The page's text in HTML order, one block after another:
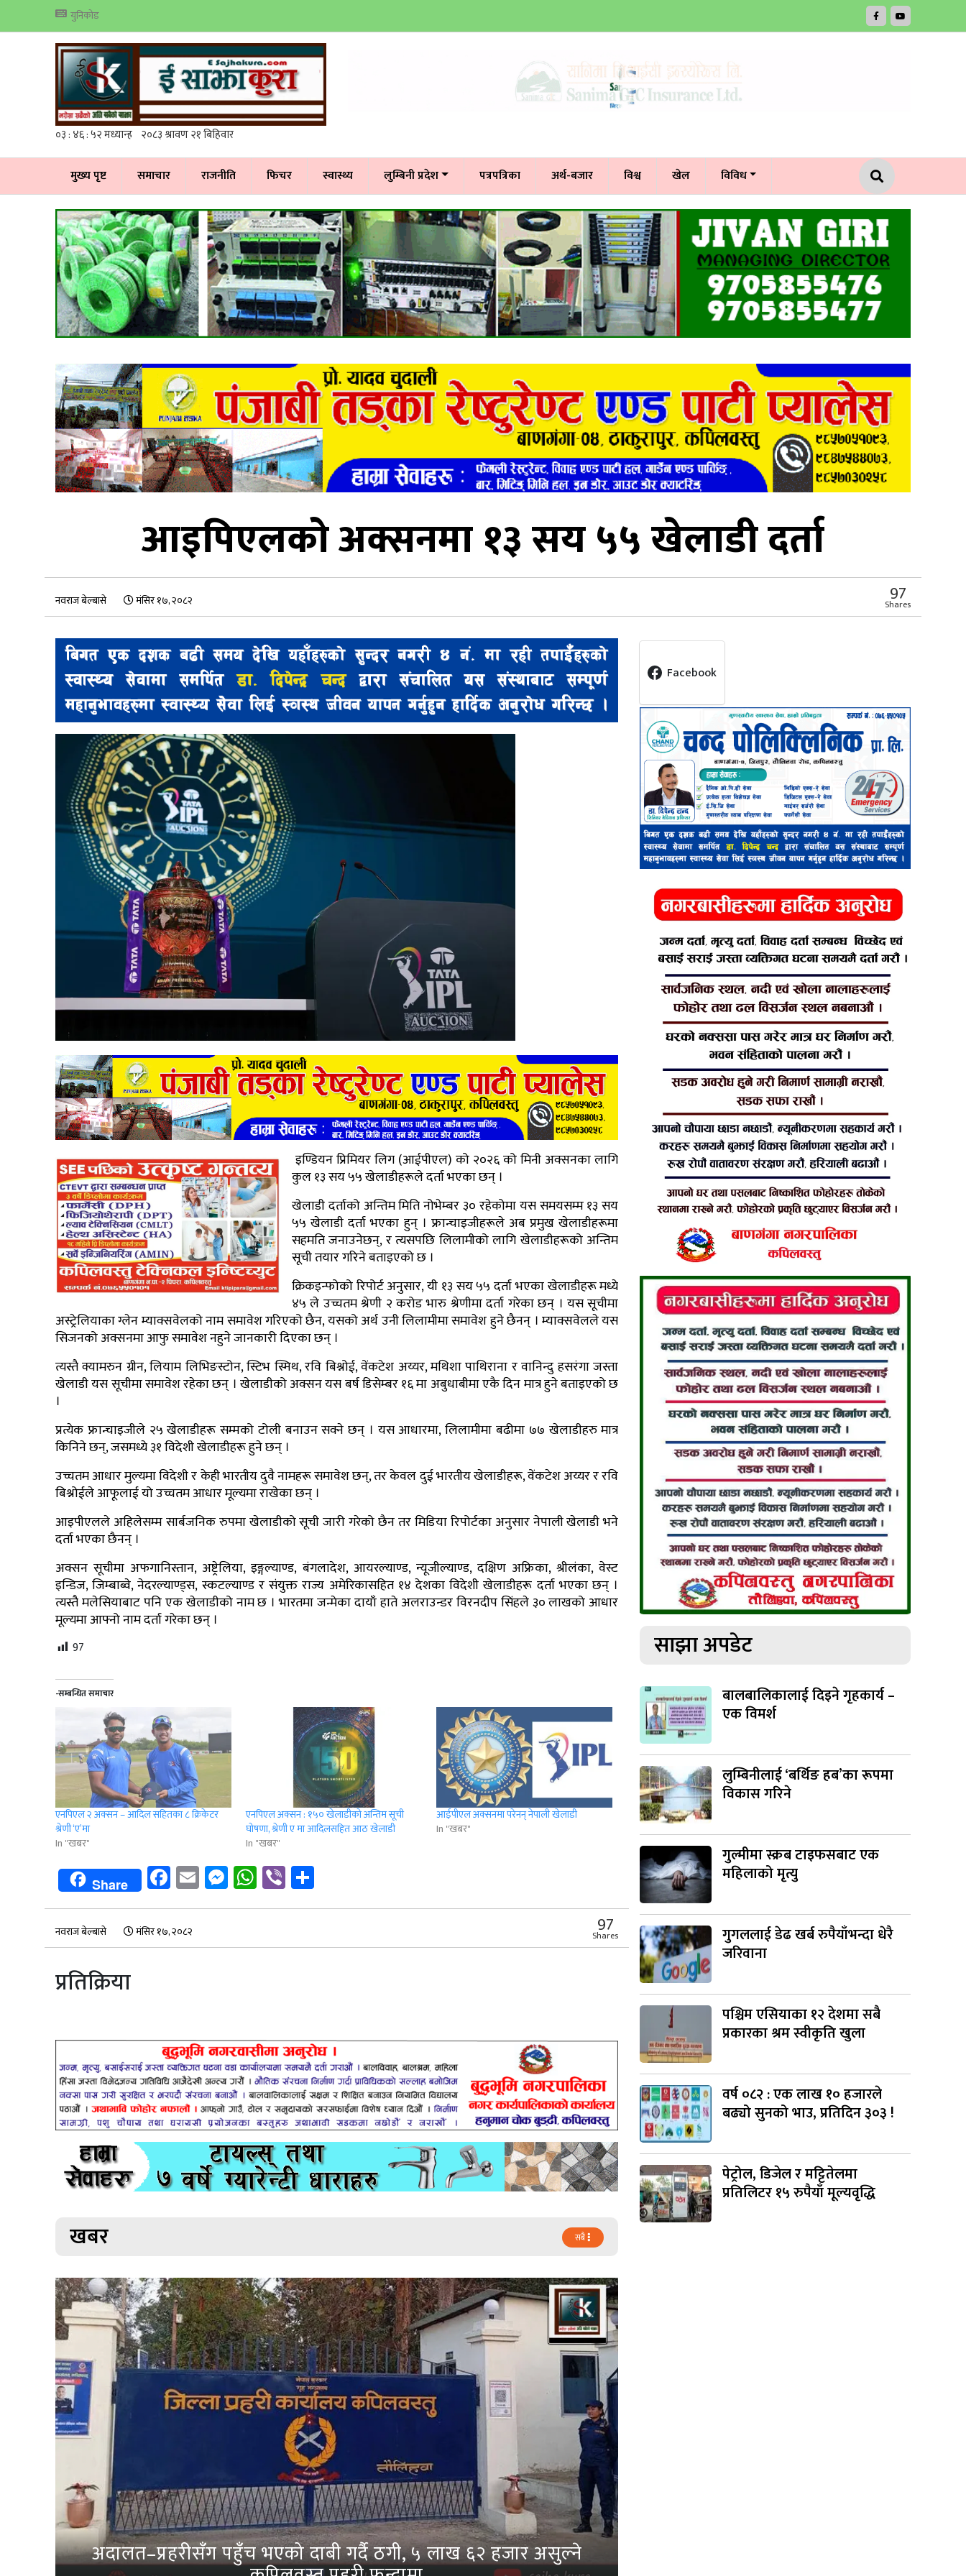
युनिकोड
मुख्य पृष्ट समाचार राजनीति फिचर स्वास्थ्य लुम्बिनी प्रदेश पत्रपत्रिका अर्थ-बजार विश्व खेल विविध
आइपिएलको अक्सनमा १३ सय ५५ खेलाडी दर्ता
नवराज बेल्बासे मंसिर १७, २०८२ 97
Shares
इण्डियन प्रिमियर लिग (आईपीएल) को २०२६ को मिनी अक्सनका लागि
कुल १३ सय ५५ खेलाडीहरूले दर्ता भएका छन् ।
खेलाडी दर्ताको अन्तिम मिति नोभेम्बर ३० रहेकोमा यस समयसम्म १३ सय
५५ खेलाडी दर्ता भएका हुन् । फ्रान्चाइजीहरूले अब प्रमुख खेलाडीहरूमा
सहमति जनाउनेछन्, र त्यसपछि लिलामीको लागि खेलाडीहरूको अन्तिम
सूची तयार गरिने बताइएको छ ।
क्रिकइन्फोको रिपोर्ट अनुसार, यी १३ सय ५५ दर्ता भएका खेलाडीहरू मध्ये
४५ ले उच्चतम श्रेणी २ करोड भारु श्रेणीमा दर्ता गरेका छन् । यस सूचीमा
अस्ट्रेलियाका ग्लेन म्याक्सवेलको नाम समावेश गरिएको छैन, यसको अर्थ उनी लिलामीमा समावेश हुने छैनन् । म्याक्सवेलले यस
सिजनको अक्सनमा आफु समावेश नहुने जानकारी दिएका छन् ।
त्यस्तै क्यामरुन ग्रीन, लियाम लिभिङस्टोन, स्टिभ स्मिथ, रवि बिश्नोई, वेंकटेश अय्यर, मथिशा पाथिराना र वानिन्दु हसरंगा जस्ता
खेलाडी यस सूचीमा समावेश रहेका छन् । खेलाडीको अक्सन यस बर्ष डिसेम्बर १६ मा अबुधाबीमा एकै दिन मात्र हुने बताइएको छ
।
प्रत्येक फ्रान्चाइजीले २५ खेलाडीहरू सम्मको टोली बनाउन सक्ने छन् । यस आधारमा, लिलामीमा बढीमा ७७ खेलाडीहरु मात्र
किनिने छन्, जसमध्ये ३१ विदेशी खेलाडीहरू हुने छन् ।
उच्चतम आधार मुल्यमा विदेशी र केही भारतीय दुवै नामहरू समावेश छन्, तर केवल दुई भारतीय खेलाडीहरू, वेंकटेश अय्यर र रवि
बिश्नोईले आफूलाई यो उच्चतम आधार मूल्यमा राखेका छन् ।
आइपीएलले अहिलेसम्म सार्बजनिक रुपमा खेलाडीको सूची जारी गरेको छैन तर मिडिया रिपोर्टका अनुसार नेपाली खेलाडी भने
दर्ता भएका छैनन् ।
अक्सन सूचीमा अफगानिस्तान, अष्ट्रेलिया, इङ्गल्याण्ड, बंगलादेश, आयरल्याण्ड, न्यूजील्याण्ड, दक्षिण अफ्रिका, श्रीलंका, वेस्ट
इन्डिज, जिम्बाब्वे, नेदरल्याण्ड्स, स्कटल्याण्ड र संयुक्त राज्य अमेरिकासहित १४ देशका विदेशी खेलाडीहरू दर्ता भएका छन् ।
त्यस्तै मलेसियाबाट पनि एक खेलाडीको नाम छ । भारतमा जन्मेका दायाँ हाते अलराउन्डर विरनदीप सिंहले ३० लाखको आधार
मूल्यमा आफ्नो नाम दर्ता गरेका छन् ।
97
-सम्बन्धित समाचार
एनपिएल २ अक्सन – आदिल सहितका ८ क्रिकेटर
श्रेणी ‘ए’मा
In "खबर"
एनपिएल अक्सन : १५० खेलाडीको अन्तिम सूची
घोषणा, श्रेणी ए मा आदिलसहित आठ खेलाडी
In "खबर"
आईपीएल अक्सनमा परेनन् नेपाली खेलाडी
In "खबर"
Share Facebook
EmailMessenger
WhatsApp
Viber
नवराज बेल्बासे मंसिर १७, २०८२ 97
Shares
प्रतिक्रिया
खबर सबै
अदालत–प्रहरीसँग पहुँच भएको दाबी गर्दै ठगी, ५ लाख ६२ हजार असुल्ने
Facebook
साझा अपडेट
बालबालिकालाई दिइने गृहकार्य –
एक विमर्श
लुम्बिनीलाई ‘बर्थिङ हब’का रूपमा
विकास गरिने
गुल्मीमा स्क्रब टाइफसबाट एक
महिलाको मृत्यु
गुगललाई डेढ खर्ब रुपैयाँभन्दा धेरै
जरिवाना
पश्चिम एसियाका १२ देशमा सबै
प्रकारका श्रम स्वीकृति खुला
वर्ष ०८२ : एक लाख १० हजारले
बढ्यो सुनको भाउ, प्रतिदिन ३०३ !
पेट्रोल, डिजेल र मट्टितेलमा
प्रतिलिटर १५ रुपैयाँ मूल्यवृद्धि